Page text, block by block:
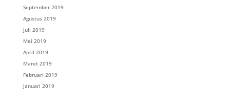
September 2019
Agustus 2019
Juli 2019
Mei 2019
April 2019
Maret 2019
Februari 2019
Januari 2019